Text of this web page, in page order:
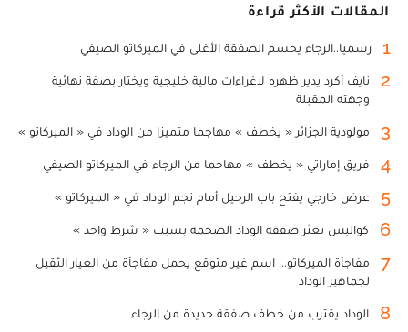
المقالات الأكثر قراءة
1 رسميا..الرجاء يحسم الصفقة الأغلى في الميركاتو الصيفي
2
نايف أكرد يدير ظهره لاغراءات مالية خليجية ويختار بصفة نهائية
وجهته المقبلة
3 مولودية الجزائر « يخطف » مهاجما متميزا من الوداد في « الميركاتو »
4 فريق إماراتي « يخطف » مهاجما من الرجاء في الميركاتو الصيفي
5 عرض خارجي يفتح باب الرحيل أمام نجم الوداد في « الميركاتو »
6 كواليس تعثر صفقة الوداد الضخمة بسبب « شرط واحد »
7
مفاجأة الميركاتو... اسم غير متوقع يحمل مفاجأة من العيار الثقيل
لجماهير الوداد
8 الوداد يقترب من خطف صفقة جديدة من الرجاء